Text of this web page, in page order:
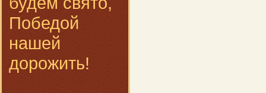
Победой
нашей
дорожить!